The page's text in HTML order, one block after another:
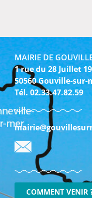
MAIRIE DE
1 rue du 28 Juillet
50560 Gouville-sur-
Tél. 02.33.47.82.59
COMMENT VENIR